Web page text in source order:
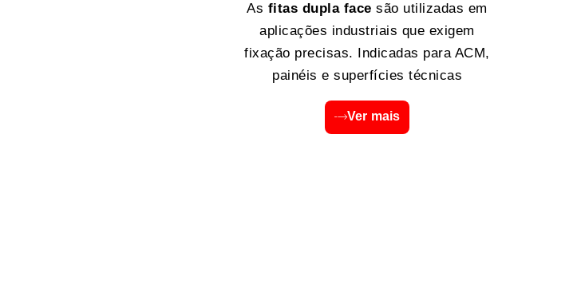
As fitas dupla face são utilizadas em
aplicações industriais que exigem
fixação precisas. Indicadas para ACM,
painéis e superfícies técnicas
Ver mais